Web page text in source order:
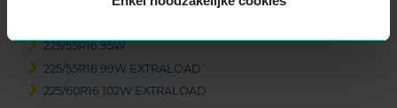
225/55R16 95W
225/55R16 99W EXTRALOAD
225/60R16 102W EXTRALOAD